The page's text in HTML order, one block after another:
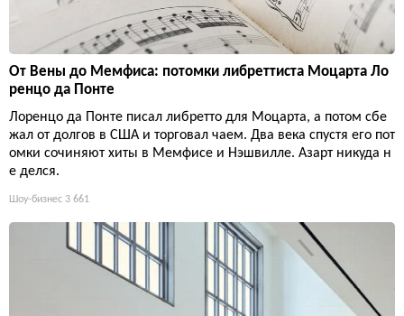
От Вены до Мемфиса: потомки либреттиста Моцарта Ло
ренцо да Понте
Лоренцо да Понте писал либретто для Моцарта, а потом сбе
жал от долгов в США и торговал чаем. Два века спустя его пот
омки сочиняют хиты в Мемфисе и Нэшвилле. Азарт никуда н
е делся.
Шоу-бизнес 3 661